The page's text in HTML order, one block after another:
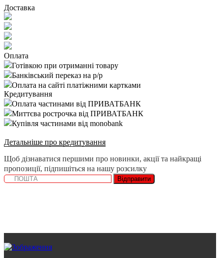
Доставка
Оплата
Готівкою при отриманні товару
Банківський переказ на р/р
Оплата на сайті платіжними картками
Кредитування
Оплата частинами від ПРИВАТБАНК
Миттєва рострочка від ПРИВАТБАНК
Купівля частинами від monobank
Детальніше про кредитування
Щоб дізнаватися першими про новинки, акції та найкращі
пропозиції, підпишіться на нашу розсилку
Відправити